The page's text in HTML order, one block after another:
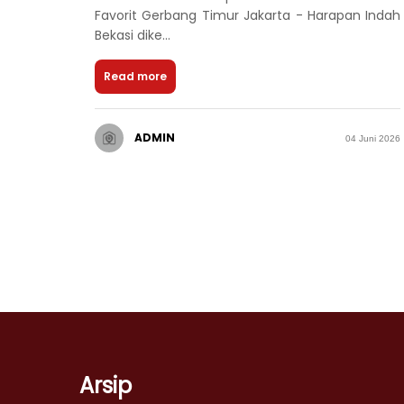
Favorit Gerbang Timur Jakarta - Harapan Indah
Bekasi dike...
Read more
ADMIN 04 Juni 2026
Arsip